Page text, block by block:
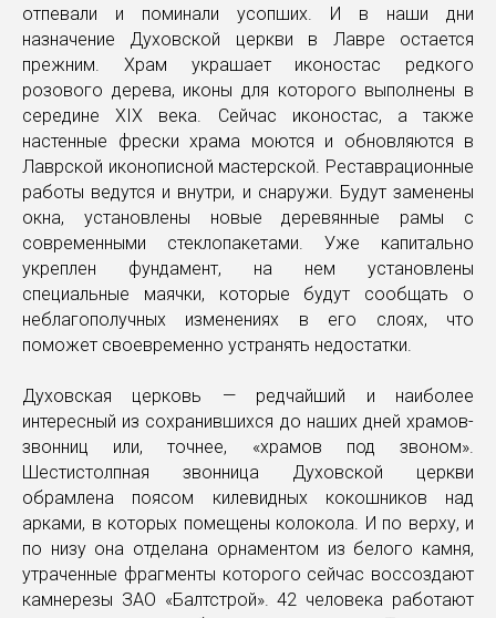
отпевали и поминали усопших. И в наши дни
назначение Духовской церкви в Лавре остается
прежним. Храм украшает иконостас редкого
розового дерева, иконы для которого выполнены в
середине XIX века. Сейчас иконостас, а также
настенные фрески храма моются и обновляются в
Лаврской иконописной мастерской. Реставрационные
работы ведутся и внутри, и снаружи. Будут заменены
окна, установлены новые деревянные рамы с
современными стеклопакетами. Уже капитально
укреплен фундамент, на нем установлены
специальные маячки, которые будут сообщать о
неблагополучных изменениях в его слоях, что
поможет своевременно устранять недостатки.
Духовская церковь — редчайший и наиболее
интересный из сохранившихся до наших дней храмов-
звонниц или, точнее, «храмов под звоном».
Шестистолпная звонница Духовской церкви
обрамлена поясом килевидных кокошников над
арками, в которых помещены колокола. И по верху, и
по низу она отделана орнаментом из белого камня,
утраченные фрагменты которого сейчас воссоздают
камнерезы ЗАО «Балтстрой». 42 человека работают